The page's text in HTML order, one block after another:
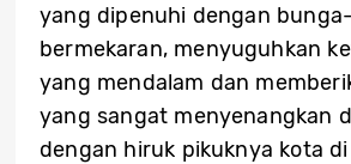
yang dipenuhi dengan
bermekaran, menyuguhkan
yang mendalam dan
yang sangat menyenangkan
dengan hiruk pikuknya kota